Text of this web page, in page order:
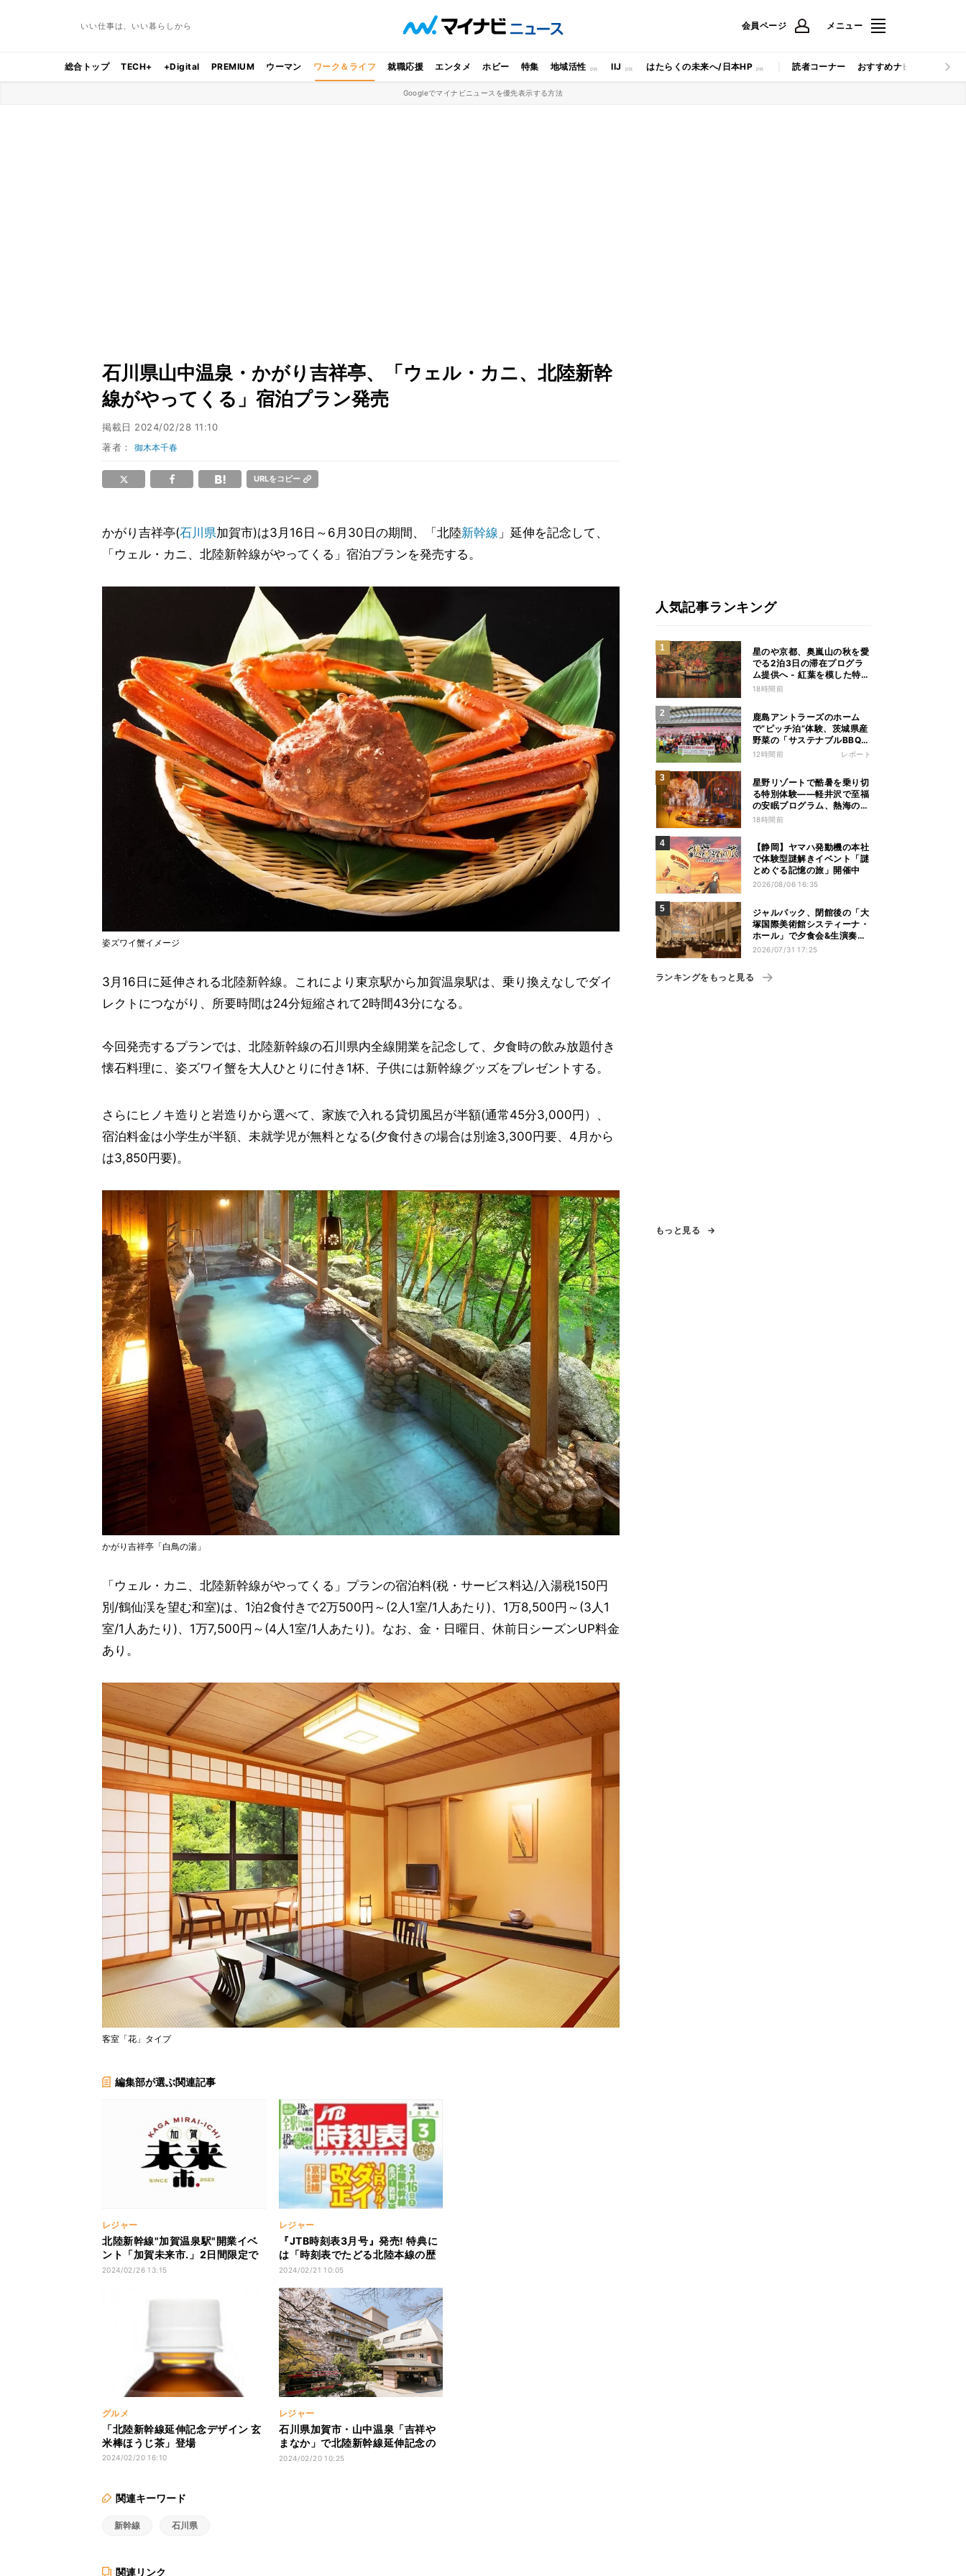
いい仕事は、いい暮らしから 会員ページ メニュー
総合トップ TECH+ +Digital PREMIUM ウーマン ワーク＆ライフ 就職応援 エンタメ ホビー 特集 地域活性 IIJ はたらくの未来へ/日本HP 読者コーナー おすすめナビ マイナビ
Googleでマイナビニュースを優先表示する方法
石川県山中温泉・かがり吉祥亭、「ウェル・カニ、北陸新幹
線がやってくる」宿泊プラン発売
掲載日 2024/02/28 11:10
著者：御木本千春
URLをコピー
かがり吉祥亭(石川県加賀市)は3月16日～6月30日の期間、「北陸新幹線 」延伸を記念して、
「ウェル・カニ、北陸新幹線がやってくる」宿泊プランを発売する。
姿ズワイ蟹イメージ
3月16日に延伸される北陸新幹線。これにより東京駅から加賀温泉駅は、乗り換えなしでダイ
レクトにつながり、所要時間は24分短縮されて2時間43分になる。
今回発売するプランでは、北陸新幹線の石川県内全線開業を記念して、夕食時の飲み放題付き
懐石料理に、姿ズワイ蟹を大人ひとりに付き1杯、子供には新幹線グッズをプレゼントする。
さらにヒノキ造りと岩造りから選べて、家族で入れる貸切風呂が半額(通常45分3,000円）、
宿泊料金は小学生が半額、未就学児が無料となる(夕食付きの場合は別途3,300円要、4月から
は3,850円要)。
かがり吉祥亭「白鳥の湯」
「ウェル・カニ、北陸新幹線がやってくる」プランの宿泊料(税・サービス料込/入湯税150円
別/鶴仙渓を望む和室)は、1泊2食付きで2万500円～(2人1室/1人あたり)、1万8,500円～(3人1
室/1人あたり)、1万7,500円～(4人1室/1人あたり)。なお、金・日曜日、休前日シーズンUP料金
あり。
客室「花」タイプ
編集部が選ぶ関連記事
レジャー
北陸新幹線"加賀温泉駅"開業イベ
ント「加賀未来市.」2日間限定で
開催
2024/02/26 13:15
レジャー
『JTB時刻表3月号』発売! 特典に
は「時刻表でたどる北陸本線の歴
史」
2024/02/21 10:05
グルメ
「北陸新幹線延伸記念デザイン 玄
米棒ほうじ茶」登場
2024/02/20 16:10
レジャー
石川県加賀市・山中温泉「吉祥や
まなか」で北陸新幹線延伸記念の
特別プラン! - 姿ズワイ蟹をひとり
2024/02/20 10:25
関連キーワード
新幹線 石川県
関連リンク
人気記事ランキング
星のや京都、奥嵐山の秋を愛
でる2泊3日の滞在プログラ
ム提供へ - 紅葉を模した特別
料理、舟遊び、オオモミジの
18時間前
鹿島アントラーズのホーム
で“ピッチ泊”体験、茨城県産
野菜の「サステナブルBBQ」
も楽しむ特別キャンプ
12時間前 レポート
星野リゾートで酷暑を乗り切
る特別体験——軽井沢で至福
の安眠プログラム、熱海の花
火や北海道トマムのとうきび
18時間前
【静岡】ヤマハ発動機の本社
で体験型謎解きイベント「謎
とめぐる記憶の旅」開催中
2026/08/06 16:35
ジャルパック、閉館後の「大
塚国際美術館システィーナ・
ホール」で夕食会&生演奏を
楽しむツアーを販売 – 徳島を
2026/07/31 17:25
ランキングをもっと見る
もっと見る